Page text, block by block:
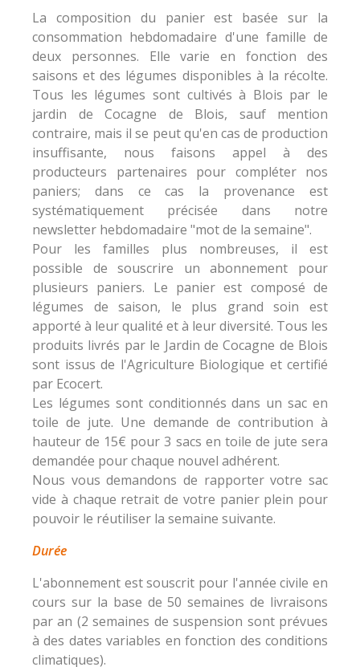
La composition du panier est basée sur la
consommation hebdomadaire d'une famille de
deux personnes. Elle varie en fonction des
saisons et des légumes disponibles à la récolte.
Tous les légumes sont cultivés à Blois par le
jardin de Cocagne de Blois, sauf mention
contraire, mais il se peut qu'en cas de production
insuffisante, nous faisons appel à des
producteurs partenaires pour compléter nos
paniers; dans ce cas la provenance est
systématiquement précisée dans notre
newsletter hebdomadaire "mot de la semaine".
Pour les familles plus nombreuses, il est
possible de souscrire un abonnement pour
plusieurs paniers. Le panier est composé de
légumes de saison, le plus grand soin est
apporté à leur qualité et à leur diversité. Tous les
produits livrés par le Jardin de Cocagne de Blois
sont issus de l'Agriculture Biologique et certifié
par Ecocert.
Les légumes sont conditionnés dans un sac en
toile de jute. Une demande de contribution à
hauteur de 15€ pour 3 sacs en toile de jute sera
demandée pour chaque nouvel adhérent.
Nous vous demandons de rapporter votre sac
vide à chaque retrait de votre panier plein pour
pouvoir le réutiliser la semaine suivante.
Durée
L'abonnement est souscrit pour l'année civile en
cours sur la base de 50 semaines de livraisons
par an (2 semaines de suspension sont prévues
à des dates variables en fonction des conditions
climatiques).